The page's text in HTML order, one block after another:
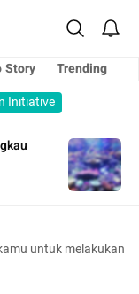
Story
Trending
Initiative
untuk melakukan